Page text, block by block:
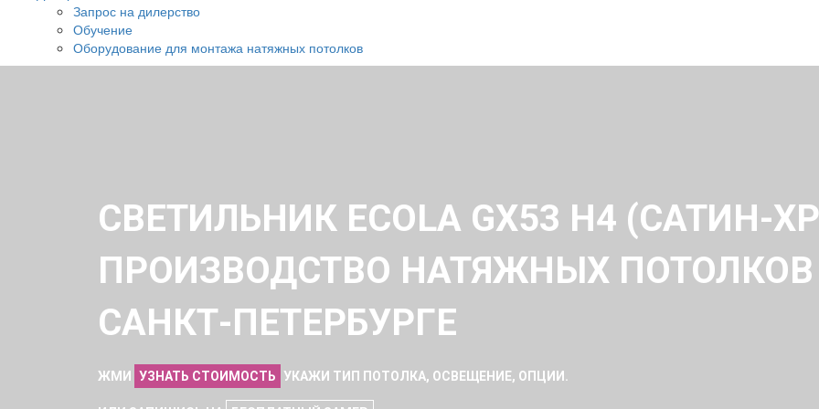
Запрос на дилерство
Обучение
Оборудование для монтажа натяжных потолков
СВЕТИЛЬНИК ECOLA GX53 H4 (САТИН-
ПРОИЗВОДСТВО НАТЯЖНЫХ ПОТОЛКОВ
САНКТ-ПЕТЕРБУРГЕ
ЖМИ УЗНАТЬ СТОИМОСТЬ УКАЖИ ТИП ПОТОЛКА, ОСВЕЩЕНИЕ, ОПЦИИ.